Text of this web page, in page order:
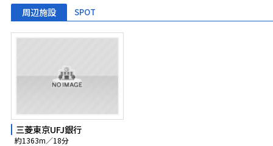
周辺施設 SPOT
三菱東京UFJ銀行
約1363m／18分